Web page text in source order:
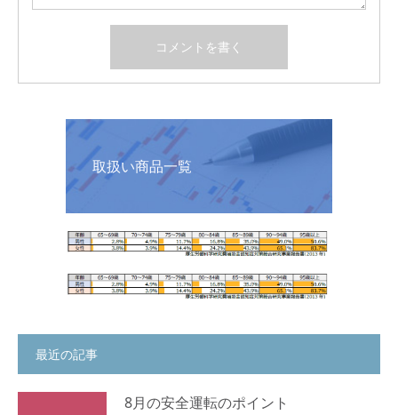
取扱い商品一覧
最近の記事
8月の安全運転のポイント